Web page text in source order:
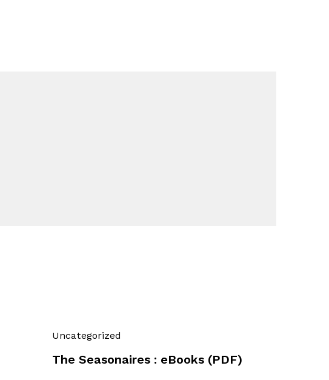
Uncategorized
The Seasonaires : eBooks (PDF)